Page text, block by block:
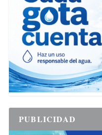
PUBLICIDAD